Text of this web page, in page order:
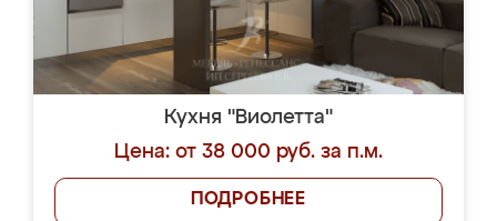
Кухня "Виолетта"
Цена: от 38 000 руб. за п.м.
ПОДРОБНЕЕ